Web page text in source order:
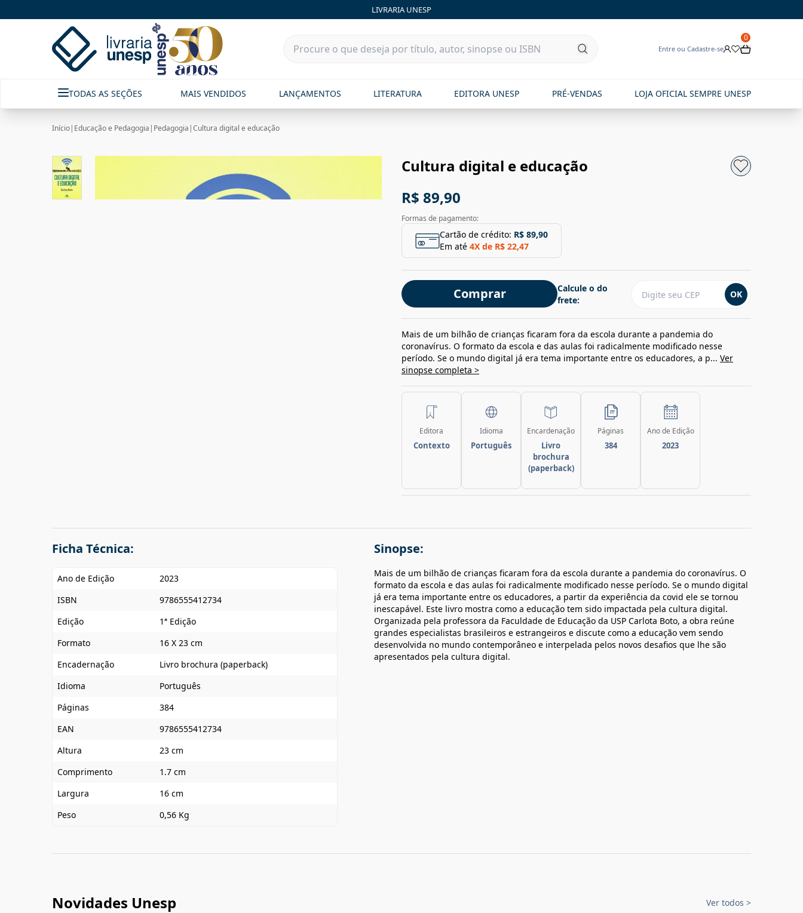
LIVRARIA UNESP
Entre ou Cadastre-se
0
TODAS AS SEÇÕES MAIS VENDIDOS LANÇAMENTOS LITERATURA EDITORA UNESP PRÉ-VENDAS LOJA OFICIAL SEMPRE UNESP
Início| Educação e Pedagogia | Pedagogia |Cultura digital e educação
Cultura digital e educação
R$ 89,90
Formas de pagamento:
Cartão de crédito: R$ 89,90
Em até 4X de R$ 22,47
Comprar
Calcule o do
frete:
OK
Mais de um bilhão de crianças ficaram fora da escola durante a pandemia do
coronavírus. O formato da escola e das aulas foi radicalmente modificado nesse
período. Se o mundo digital já era tema importante entre os educadores, a p... Ver
sinopse completa >
Editora
Contexto
Idioma
Português
Encardenação
Livro
brochura
(paperback)
Páginas
384
Ano de Edição
2023
Ficha Técnica:
Ano de Edição
2023
ISBN
9786555412734
Edição
1ª Edição
Formato
16 X 23 cm
Encadernação
Livro brochura (paperback)
Idioma
Português
Páginas
384
EAN
9786555412734
Altura
23 cm
Comprimento
1.7 cm
Largura
16 cm
Peso
0,56 Kg
Sinopse:
Mais de um bilhão de crianças ficaram fora da escola durante a pandemia do coronavírus. O
formato da escola e das aulas foi radicalmente modificado nesse período. Se o mundo digital
já era tema importante entre os educadores, a partir da experiência da covid ele se tornou
inescapável. Este livro mostra como a educação tem sido impactada pela cultura digital.
Organizada pela professora da Faculdade de Educação da USP Carlota Boto, a obra reúne
grandes especialistas brasileiros e estrangeiros e discute como a educação vem sendo
desenvolvida no mundo contemporâneo e interpelada pelos novos desafios que lhe são
apresentados pela cultura digital.
Novidades Unesp Ver todos >